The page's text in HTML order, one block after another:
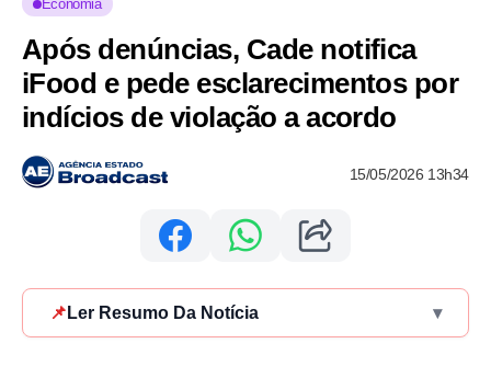
Economia
Após denúncias, Cade notifica
iFood e pede esclarecimentos por
indícios de violação a acordo
15/05/2026 13h34
📌 Ler Resumo Da Notícia ▾